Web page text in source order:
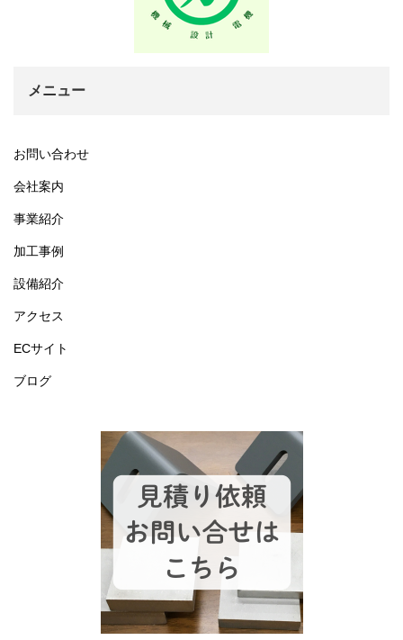
メニュー
お問い合わせ
会社案内
事業紹介
加工事例
設備紹介
アクセス
ECサイト
ブログ